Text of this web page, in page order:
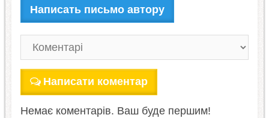
Написать письмо автору
Написати коментар
Немає коментарів. Ваш буде першим!